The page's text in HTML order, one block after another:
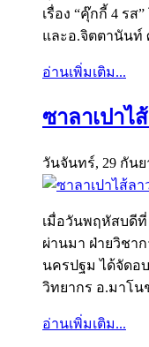
เรื่อง “คุ๊กกี้ 4 ร
และอ.จิตตานันท์
อ่านเพิ่มเติม...
ซาลาเปาไ
วันจันทร์, 29 กันย
เมื่อวันพฤหัสบดีที่
ผ่านมา ฝ่ายวิชา
นครปฐม ได้จัดอบ
วิทยากร อ.มาโน
อ่านเพิ่มเติม...